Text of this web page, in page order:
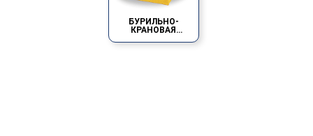
БУРИЛЬНО-
КРАНОВАЯ